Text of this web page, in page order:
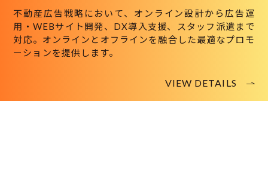
不動産広告戦略において、オンライン設計から広告運
用・WEBサイト開発、DX導入支援、スタッフ派遣まで
対応。オンラインとオフラインを融合した最適なプロモ
ーションを提供します。
VIEW DETAILS